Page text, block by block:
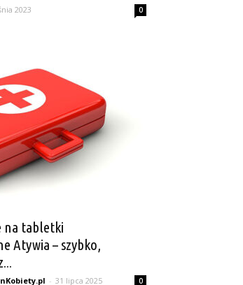
2023 0
na tabletki
Atywia – szybko,
- 31 lipca 2025 0